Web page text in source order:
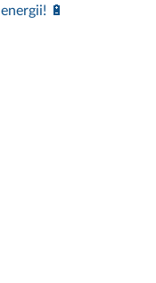
energii! 🔋